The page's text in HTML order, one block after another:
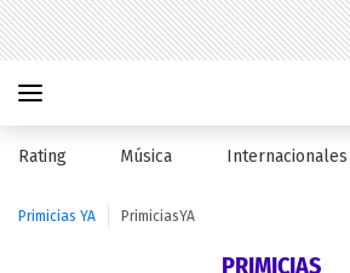
Rating Música Internacionales
Primicias YA PrimiciasYA
PRIMICIAS